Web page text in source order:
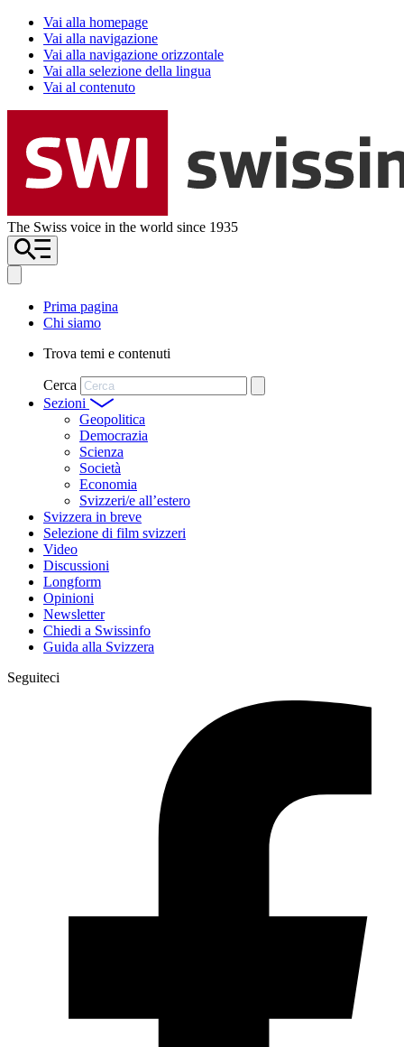
Vai alla homepage
Vai alla navigazione
Vai alla navigazione orizzontale
Vai alla selezione della lingua
Vai al contenuto
The Swiss voice in the world since 1935
Prima pagina
Chi siamo
Trova temi e contenuti
Cerca
Sezioni
Geopolitica
Democrazia
Scienza
Società
Economia
Svizzeri/e all’estero
Svizzera in breve
Selezione di film svizzeri
Video
Discussioni
Longform
Opinioni
Newsletter
Chiedi a Swissinfo
Guida alla Svizzera
Seguiteci